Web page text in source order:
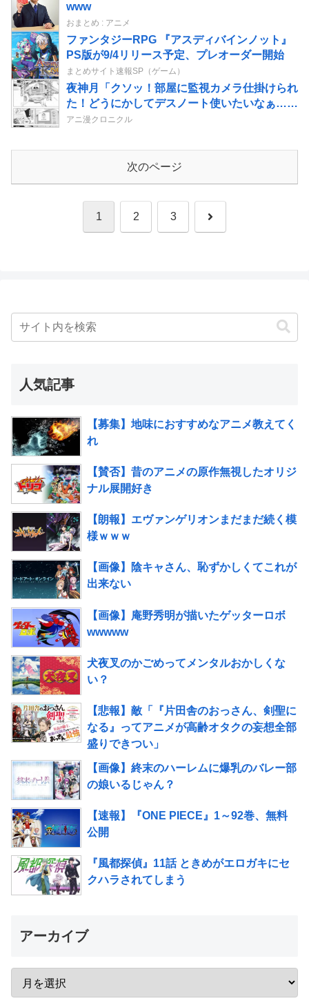
www
おまとめ : アニメ
ファンタジーRPG 『アスディバインノット』
PS版が9/4リリース予定、プレオーダー開始
まとめサイト速報SP（ゲーム）
夜神月「クソッ！部屋に監視カメラ仕掛けられ
た！どうにかしてデスノート使いたいなぁ…せ
や！」→結果
アニ漫クロニクル
次のページ
1 2 3 次
人気記事
【募集】地味におすすめなアニメ教えてく
れ
【賛否】昔のアニメの原作無視したオリジ
ナル展開好き
【朗報】エヴァンゲリオンまだまだ続く模
様ｗｗｗ
【画像】陰キャさん、恥ずかしくてこれが
出来ない
【画像】庵野秀明が描いたゲッターロボ
wwwww
犬夜叉のかごめってメンタルおかしくな
い？
【悲報】敵「『片田舎のおっさん、剣聖に
なる』ってアニメが高齢オタクの妄想全部
盛りできつい」
【画像】終末のハーレムに爆乳のバレー部
の娘いるじゃん？
【速報】『ONE PIECE』1～92巻、無料
公開
『風都探偵』11話 ときめがエロガキにセ
クハラされてしまう
アーカイブ